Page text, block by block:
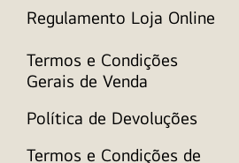
Regulamento Loja Online
Termos e Condições
Gerais de Venda
Política de Devoluções
Termos e Condições de